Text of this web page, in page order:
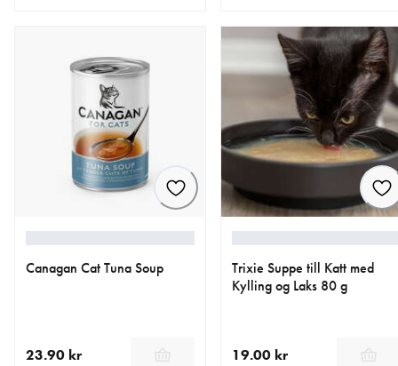
Canagan Cat Tuna Soup
23.90 kr
Trixie Suppe till Katt med
Kylling og Laks 80 g
19.00 kr